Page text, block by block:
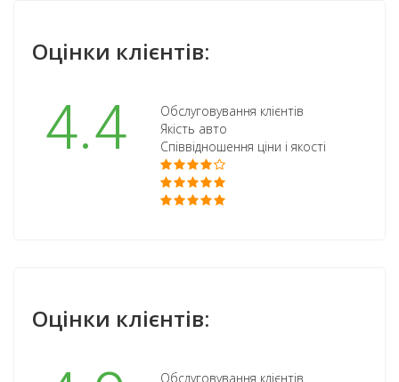
Оцінки клієнтів:
4.4
Обслуговування клієнтів
Якість авто
Співвідношення ціни і якості
Оцінки клієнтів:
Обслуговування клієнтів